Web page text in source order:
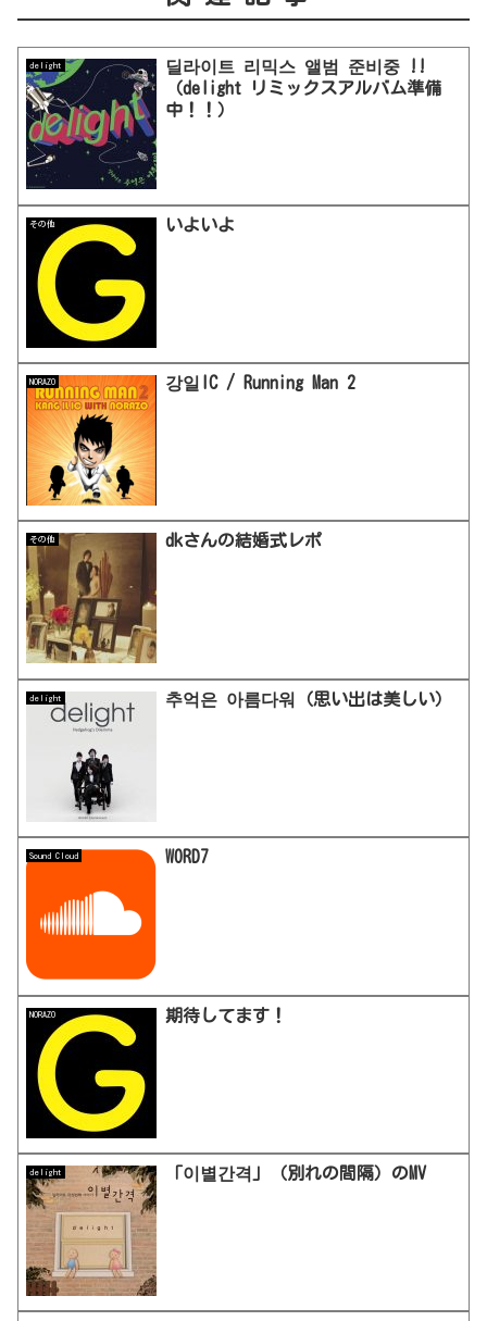
delight
딜라이트 리믹스 앨범 준비중 !!
（delight リミックスアルバム準備
中！！）
その他 いよいよ
NORAZO 강일IC / Running Man 2
その他 dkさんの結婚式レポ
delight 추억은 아름다워（思い出は美しい）
Sound Cloud WORD7
NORAZO 期待してます！
delight 「이별간격」（別れの間隔）のMV